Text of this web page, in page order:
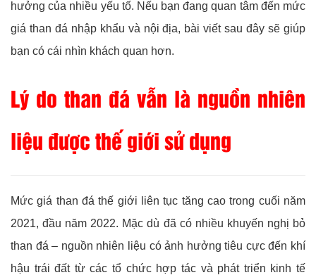
hưởng của nhiều yếu tố. Nếu bạn đang quan tâm đến mức
giá than đá nhập khẩu và nội địa, bài viết sau đây sẽ giúp
bạn có cái nhìn khách quan hơn.
Lý do than đá vẫn là nguồn nhiên
liệu được thế giới sử dụng
Mức giá than đá thế giới liên tục tăng cao trong cuối năm
2021, đầu năm 2022. Mặc dù đã có nhiều khuyến nghị bỏ
than đá – nguồn nhiên liệu có ảnh hưởng tiêu cực đến khí
hậu trái đất từ các tổ chức hợp tác và phát triển kinh tế